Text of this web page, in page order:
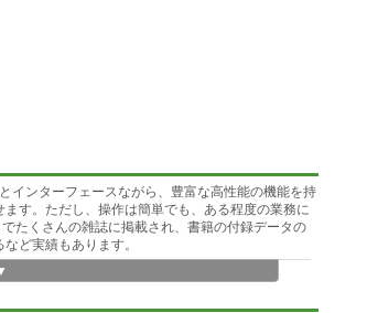
インターフェースながら、豊富な高性能の機能を持
す。ただし、操作は簡単でも、ある程度の業務に
たくさんの雑誌に掲載され、書籍の付録データの
ど実績もあります。